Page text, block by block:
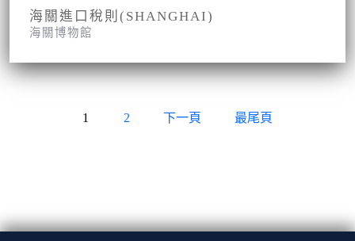
海關進口稅則(SHANGHAI)
海關博物館
1 2 下一頁 最尾頁